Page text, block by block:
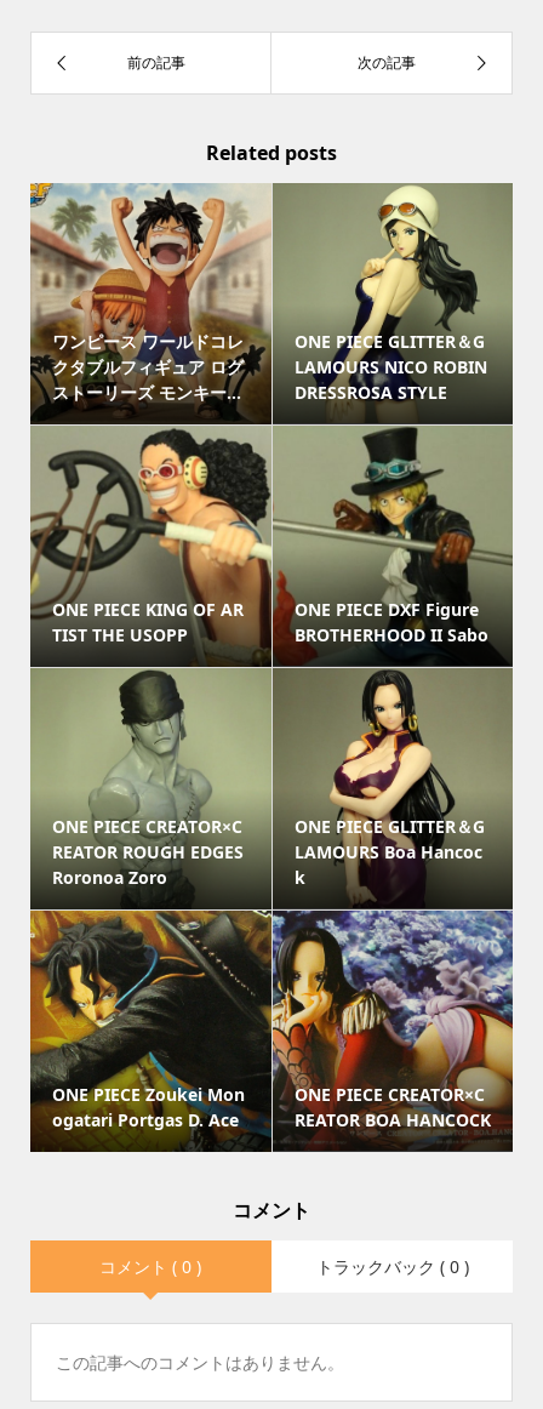
Related posts
ワンピース ワールドコレ
クタブルフィギュア ログ
ストーリーズ モンキー...
ONE PIECE GLITTER＆G
LAMOURS NICO ROBIN
DRESSROSA STYLE
ONE PIECE KING OF AR
TIST THE USOPP
ONE PIECE DXF Figure
BROTHERHOOD II Sabo
ONE PIECE CREATOR×C
REATOR ROUGH EDGES
Roronoa Zoro
ONE PIECE GLITTER＆G
LAMOURS Boa Hancoc
k
ONE PIECE Zoukei Mon
ogatari Portgas D. Ace
ONE PIECE CREATOR×C
REATOR BOA HANCOCK
コメント
コメント ( 0 ) トラックバック ( 0 )
この記事へのコメントはありません。